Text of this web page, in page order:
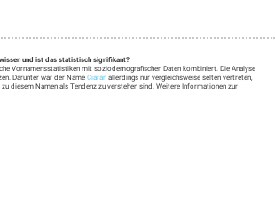
und ist das statistisch signifikant?
Vornamensstatistiken mit soziodemografischen Daten kombiniert. Die Analyse
Darunter war der Name Ciaran allerdings nur vergleichsweise selten vertreten,
diesem Namen als Tendenz zu verstehen sind. Weitere Informationen zur